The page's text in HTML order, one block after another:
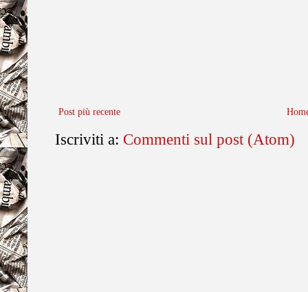
Post più recente
Iscriviti a: Commenti sul post (Atom)